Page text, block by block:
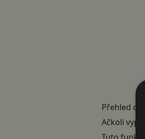
Přehled
Ačkoli